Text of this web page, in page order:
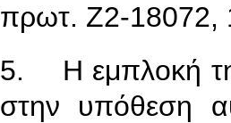
πρωτ. Ζ2-18072,
5. Η εμπλοκή
στην υπόθεση